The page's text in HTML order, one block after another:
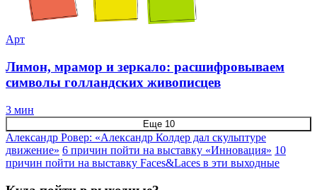
Арт
Лимон, мрамор и зеркало: расшифровываем
символы голландских живописцев
3 мин
Еще 10
Александр Ровер: «Александр Колдер дал скульптуре
движение» 6 причин пойти на выставку «Инновация» 10
причин пойти на выставку Faces&Laces в эти выходные